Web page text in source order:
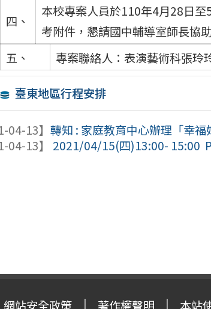
四、
本校專案人員於110年4月28日
考附件，懇請國中輔導室師長協
五、
專案聯絡人：表演藝術科張玲
臺東地區行程安排
04-13】轉知 : 家庭教育中心辦理「幸
04-13】
2021/04/15(四)13:00- 15:00
網站安全政策 著作權聲明 本站